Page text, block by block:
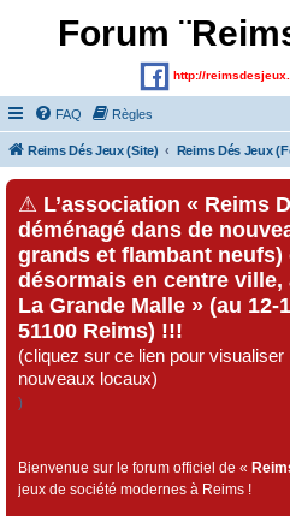
Forum
http://
FAQ Règles
Reims Dés Jeux (Site) Reims Dés Jeux
⚠ L’association « Reims
déménagé dans de
grands et flambant neufs)
désormais en centre ville,
La Grande Malle » (au 12-
51100 Reims) !!!
(cliquez sur ce lien pour
nouveaux locaux)
)
Bienvenue sur le forum officiel de «
jeux de société modernes à Reims !